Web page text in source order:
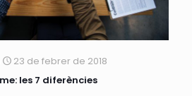
23 de febrer de 2018
les 7 diferències